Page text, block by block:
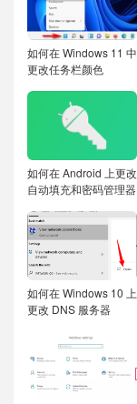
如何在 Windows 11 中
更改任务栏颜色
如何在 Android 上更改
自动填充和密码管理器
如何在 Windows 10 上
更改 DNS 服务器